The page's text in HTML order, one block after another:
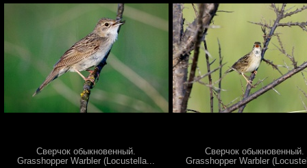
Сверчок обыкновенный.
Grasshopper Warbler (Locustella...
Сверчок обыкновенный.
Grasshopper Warbler